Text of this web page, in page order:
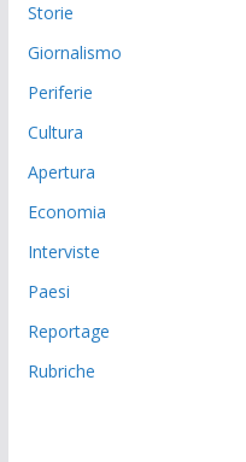
Storie
Giornalismo
Periferie
Cultura
Apertura
Economia
Interviste
Paesi
Reportage
Rubriche